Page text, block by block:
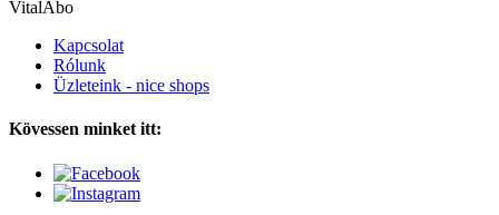
VitalAbo
Kapcsolat
Rólunk
Üzleteink - nice shops
Kövessen minket itt: